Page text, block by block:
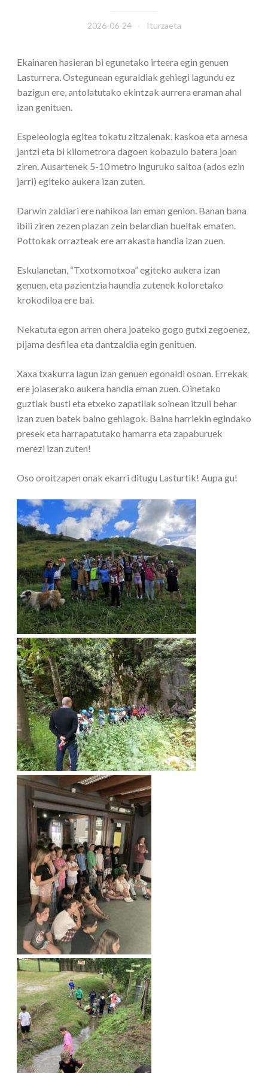
2026-06-24 Iturzaeta
Ekainaren hasieran bi egunetako irteera egin genuen
Lasturrera. Ostegunean eguraldiak gehiegi lagundu ez
bazigun ere, antolatutako ekintzak aurrera eraman ahal
izan genituen.
Espeleologia egitea tokatu zitzaienak, kaskoa eta arnesa
jantzi eta bi kilometrora dagoen kobazulo batera joan
ziren. Ausartenek 5-10 metro inguruko saltoa (ados ezin
jarri) egiteko aukera izan zuten.
Darwin zaldiari ere nahikoa lan eman genion. Banan bana
ibili ziren zezen plazan zein belardian bueltak ematen.
Pottokak orrazteak ere arrakasta handia izan zuen.
Eskulanetan, “Txotxomotxoa” egiteko aukera izan
genuen, eta pazientzia haundia zutenek koloretako
krokodiloa ere bai.
Nekatuta egon arren ohera joateko gogo gutxi zegoenez,
pijama desfilea eta dantzaldia egin genituen.
Xaxa txakurra lagun izan genuen egonaldi osoan. Errekak
ere jolaserako aukera handia eman zuen. Oinetako
guztiak busti eta etxeko zapatilak soinean itzuli behar
izan zuen batek baino gehiagok. Baina harriekin egindako
presek eta harrapatutako hamarra eta zapaburuek
merezi izan zuten!
Oso oroitzapen onak ekarri ditugu Lasturtik! Aupa gu!